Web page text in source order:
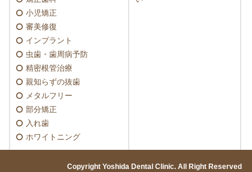
小児矯正
審美修復
インプラント
虫歯・歯周病予防
精密根管治療
親知らずの抜歯
メタルフリー
部分矯正
入れ歯
ホワイトニング
Copyright Yoshida Dental Clinic. All Right Reserved